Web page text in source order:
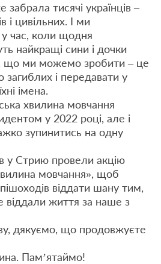
тисячі українців –
і цивільних. І ми
час, коли щодня
найкращі сини і дочки
що ми можемо зробити – це
загиблих і передавати у
імена.
хвилина мовчання
у 2022 році, але і
зупинитись на одну
у Стрию провели акцію
мовчання», щоб
віддати шану тим,
віддали життя за наше з
дякуємо, що продовжуєте
Памʼятаймо!